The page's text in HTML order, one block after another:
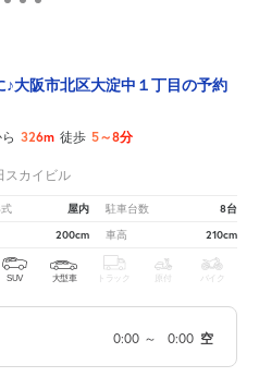
大阪市北区大淀中１丁目の予約
326m 徒歩 5～8分
スカイビル
屋内 駐車台数 8台
200cm 車高 210cm
SUV 大型車 トラック 原付 バイク
0:00 ～ 0:00 空